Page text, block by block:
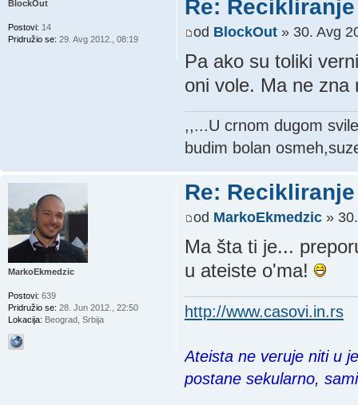
Re:
od BlockOut» 30. Avg
Pa ako su toliki
oni vole. Ma ne
,,...U crnom dugom
budim bolan
BlockOut
Postovi: 14
Pridružio se: 29. Avg 2012., 08:19
Re:
od MarkoEkmedzic» 30.
Ma šta ti je...
u ateiste o'ma!
http://www.casovi.in.rs
Ateista ne veruje niti u
postane sekularno,
MarkoEkmedzic
Postovi: 639
Pridružio se: 28. Jun 2012., 22:50
Lokacija: Beograd, Srbija